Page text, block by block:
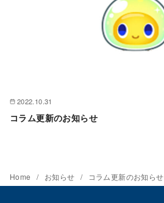
2022.10.31
コラム更新のお知らせ
Home お知らせ コラム更新のお知らせ